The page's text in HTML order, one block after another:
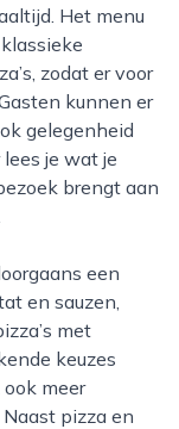
Het menu
zodat er voor
kunnen er
gelegenheid
je wat je
brengt aan
en sauzen,
met
keuzes
meer
pizza en